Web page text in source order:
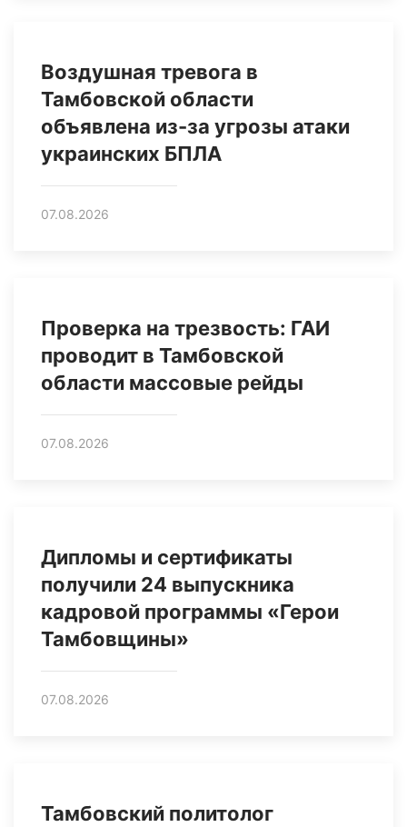
Воздушная тревога в
Тамбовской области
объявлена из-за угрозы атаки
украинских БПЛА
07.08.2026
Проверка на трезвость: ГАИ
проводит в Тамбовской
области массовые рейды
07.08.2026
Дипломы и сертификаты
получили 24 выпускника
кадровой программы «Герои
Тамбовщины»
07.08.2026
Тамбовский политолог